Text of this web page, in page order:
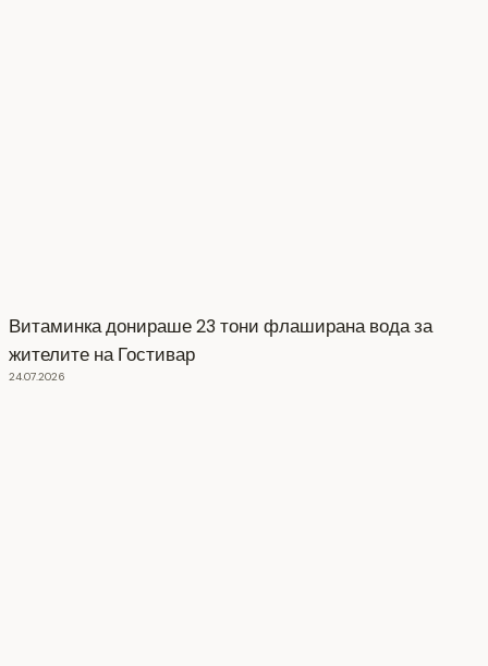
Витаминка донираше 23 тони флаширана вода за
жителите на Гостивар
24.07.2026